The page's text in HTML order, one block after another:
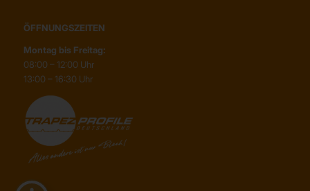
ÖFFNUNGSZEITEN
Montag bis Freitag:
08:00 – 12:00 Uhr
13:00 – 16:30 Uhr